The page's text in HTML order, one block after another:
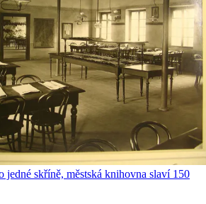
jedné skříně, městská knihovna slaví 150